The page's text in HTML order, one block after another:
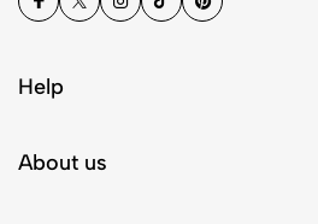
Help
About us